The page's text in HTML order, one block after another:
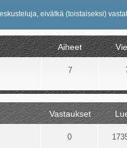
eivätkä (toistaiseksi)
Aiheet
7
Vastaukset
0